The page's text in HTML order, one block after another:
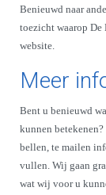
Benieuwd naar
toezicht waarop De
website.
Meer
Bent u benieuwd
kunnen
bellen, te mailen
vullen. Wij gaan
wat wij voor u